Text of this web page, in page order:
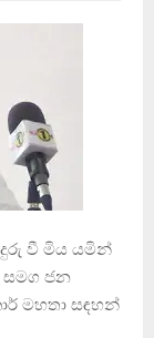
වී මිය යමින්
සමග ජන
මහතා සඳහන්